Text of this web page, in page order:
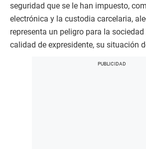
seguridad que se le han impuesto,
electrónica y la custodia carcelaria,
representa un peligro para la sociedad
calidad de expresidente, su situación